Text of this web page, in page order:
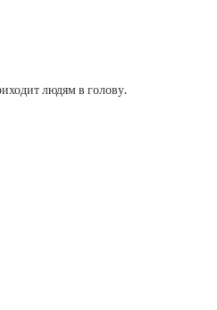
людям в голову.